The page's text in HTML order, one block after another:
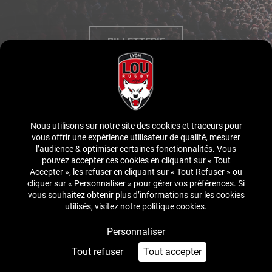
BILLETTERIE
BOUTIQUE
SITE OFFICIEL
ENTREPRISES
Nous utilisons sur notre site des cookies et traceurs pour
vous offrir une expérience utilisateur de qualité, mesurer
l’audience & optimiser certaines fonctionnalités. Vous
pouvez accepter ces cookies en cliquant sur « Tout
Accepter », les refuser en cliquant sur « Tout Refuser » ou
cliquer sur « Personnaliser » pour gérer vos préférences. Si
vous souhaitez obtenir plus d’informations sur les cookies
utilisés, visitez notre politique cookies.
Tout accepter
Tout refuser
Personnaliser